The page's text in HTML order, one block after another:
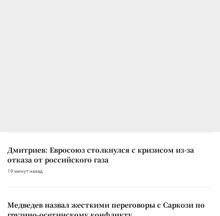
Дмитриев: Евросоюз столкнулся с кризисом из-за
отказа от российского газа
19 минут назад
Медведев назвал жесткими переговоры с Саркози по